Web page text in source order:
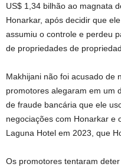
US$ 1,34 bilhão ao magnata
Honarkar, após decidir que
assumiu o controle e perdeu
de propriedades de
Makhijani não foi acusado de
promotores alegaram em um
de fraude bancária que ele
negociações com Honarkar e
Laguna Hotel em 2023, que
Os promotores tentaram